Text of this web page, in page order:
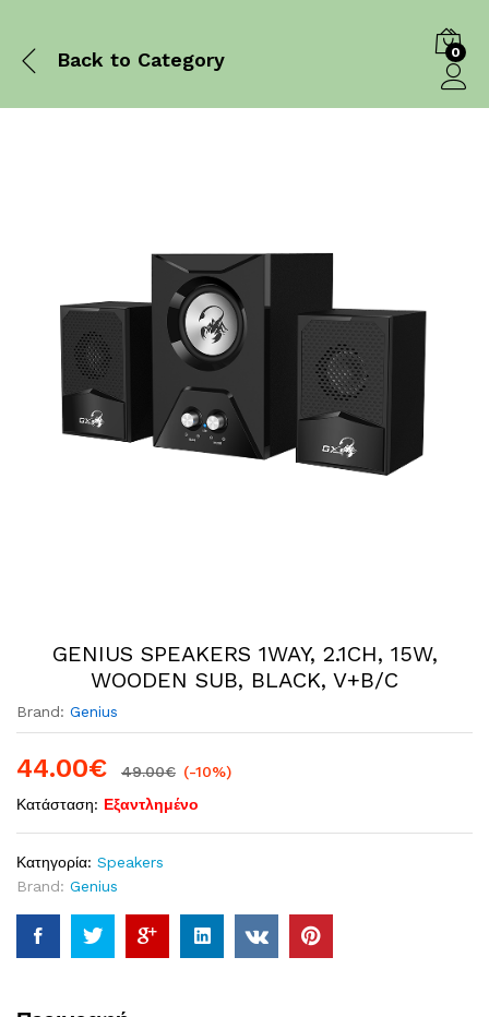
Back to Category 0
GENIUS SPEAKERS 1WAY, 2.1CH, 15W,
WOODEN SUB, BLACK, V+B/C
Brand: Genius
44.00€ 49.00€ (-10%)
Κατάσταση: Εξαντλημένο
Κατηγορία: Speakers
Brand: Genius